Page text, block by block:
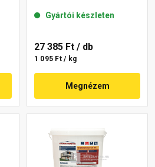
Gyártói készleten
27 385 Ft / db
1 095 Ft / kg
Megnézem